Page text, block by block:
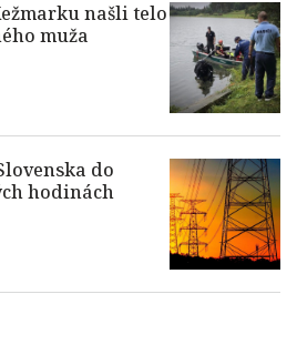
našli telo
muža
do
hodinách